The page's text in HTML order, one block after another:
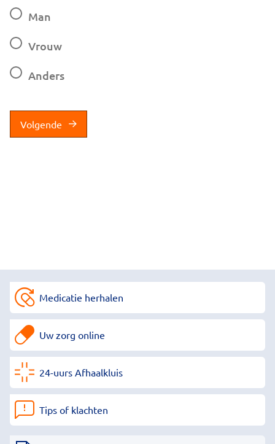
Man
Vrouw
Anders
Volgende
Medicatie herhalen
Uw zorg online
24-uurs Afhaalkluis
Tips of klachten